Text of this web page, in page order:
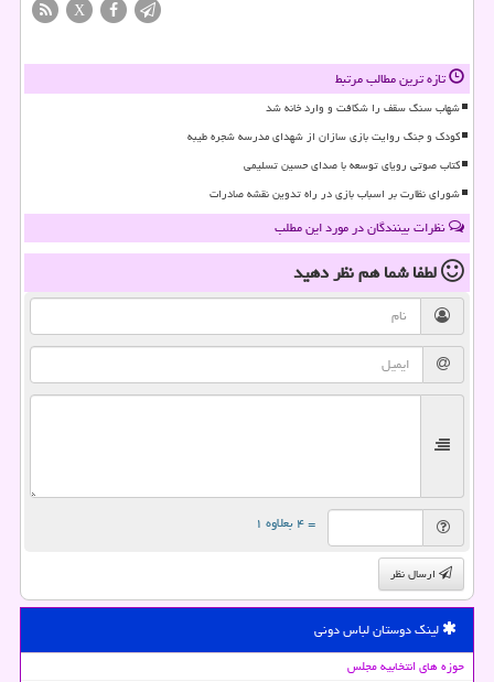
X
تازه ترین مطالب مرتبط
شهاب سنگ سقف را شکافت و وارد خانه شد
کودک و جنگ روایت بازی سازان از شهدای مدرسه شجره طیبه
کتاب صوتی رویای توسعه با صدای حسین تسلیمی
شورای نظارت بر اسباب بازی در راه تدوین نقشه صادرات
نظرات بینندگان در مورد این مطلب
لطفا شما همنظر دهید
= ۴ بعلاوه ۱
ارسال نظر
لینک دوستان لباس دونی
حوزه های انتخابیه مجلس